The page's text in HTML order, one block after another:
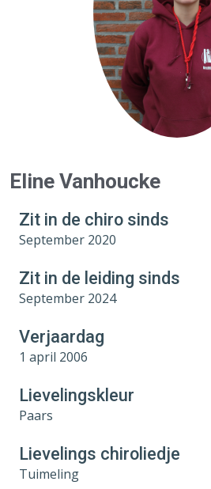
Eline Vanhoucke
Zit in de chiro sinds
September 2020
Zit in de leiding sinds
September 2024
Verjaardag
1 april 2006
Lievelingskleur
Paars
Lievelings chiroliedje
Tuimeling